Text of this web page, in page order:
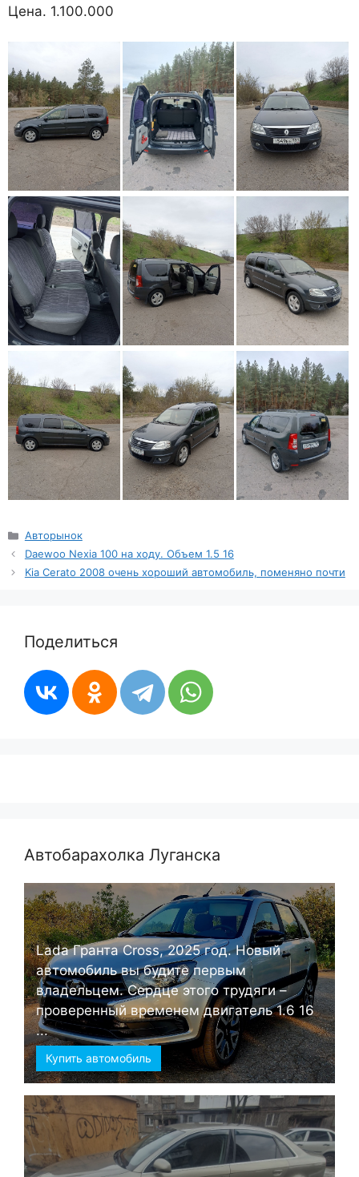
Цена. 1.100.000
Рубрики
Авторынок
Daewoo Nexia 100 на ходу. Объем 1.5 16
Kia Cerato 2008 очень хороший автомобиль, поменяно почти
Поделиться
Автобарахолка Луганска
Lada Гранта Cross, 2025 год. Новый
автомобиль вы будите первым
владельцем. Сердце этого трудяги –
проверенный временем двигатель 1.6 16
...
Купить автомобиль